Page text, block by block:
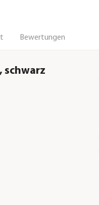
Bewertungen
schwarz